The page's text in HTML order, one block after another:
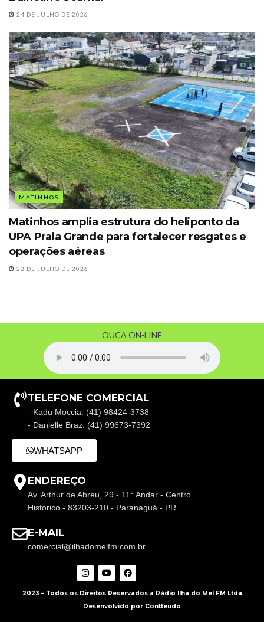
24 DE JULHO DE 2026
MATINHOS
Matinhos amplia estrutura do heliponto da
UPA Praia Grande para fortalecer resgates e
operações aéreas
22 DE JULHO DE 2026
OUÇA ON-LINE
TELEFONE COMERCIAL
- Kadu Moccia: (41) 98424-3738
- Danielle Braz: (41) 99673-7392
WHATSAPP
ENDEREÇO
Av. Arthur de Abreu, 29 - 11° Andar - Centro
Histórico - 83203-210 - Paranaguá - PR
E-MAIL
comercial@ilhadomelfm.com.br
2023 – Todos os Direitos Reservados a Rádio Ilha do Mel FM Ltda
Desenvolvido por Contteudo